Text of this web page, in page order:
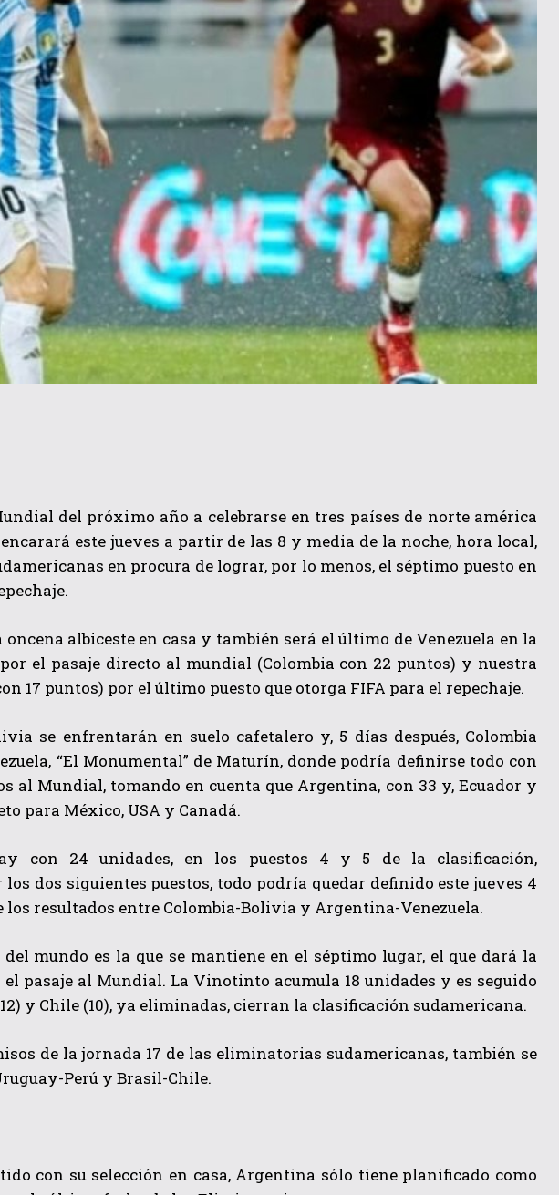
.
del próximo año a celebrarse en tres países de norte américa
este jueves a partir de las 8 y media de la noche, hora local,
en procura de lograr, por lo menos, el séptimo puesto en
albiceste en casa y también será el último de Venezuela en la
el pasaje directo al mundial (Colombia con 22 puntos) y nuestra
17 puntos) por el último puesto que otorga FIFA para el repechaje.
se enfrentarán en suelo cafetalero y, 5 días después, Colombia
“El Monumental” de Maturín, donde podría definirse todo con
al Mundial, tomando en cuenta que Argentina, con 33 y, Ecuador y
para México, USA y Canadá.
con 24 unidades, en los puestos 4 y 5 de la clasificación,
dos siguientes puestos, todo podría quedar definido este jueves 4
los resultados entre Colombia-Bolivia y Argentina-Venezuela.
mundo es la que se mantiene en el séptimo lugar, el que dará la
pasaje al Mundial. La Vinotinto acumula 18 unidades y es seguido
y Chile (10), ya eliminadas, cierran la clasificación sudamericana.
de la jornada 17 de las eliminatorias sudamericanas, también se
Perú y Brasil-Chile.
con su selección en casa, Argentina sólo tiene planificado como